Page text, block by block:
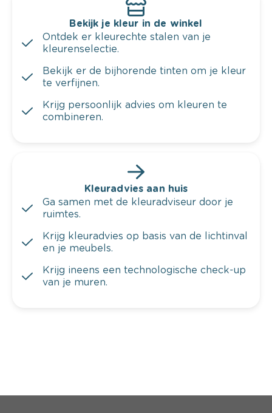
Bekijk je kleur in de winkel
Ontdek er kleurechte stalen van je
kleurenselectie.
Bekijk er de bijhorende tinten om je kleur
te verfijnen.
Krijg persoonlijk advies om kleuren te
combineren.
Kleuradvies aan huis
Ga samen met de kleuradviseur door je
ruimtes.
Krijg kleuradvies op basis van de lichtinval
en je meubels.
Krijg ineens een technologische check-up
van je muren.